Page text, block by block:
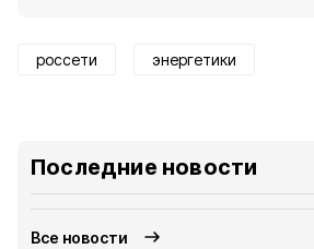
россети энергетики
Последние новости
Все новости